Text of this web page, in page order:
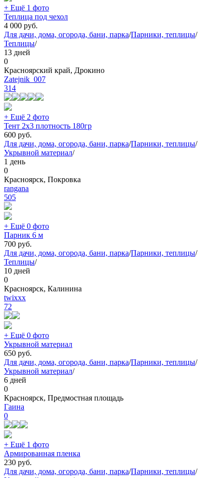
+ Ещё 1 фото
Теплица под чехол
4 000 руб.
Для дачи, дома, огорода, бани, парка/Парники, теплицы/
Теплицы/
13 дней
0
Красноярский край, Дрокино
Zatejnik_007
314
+ Ещё 2 фото
Тент 2х3 плотность 180гр
600 руб.
Для дачи, дома, огорода, бани, парка/Парники, теплицы/
Укрывной материал/
1 день
0
Красноярск, Покровка
rangana
505
+ Ещё 0 фото
Парник 6 м
700 руб.
Для дачи, дома, огорода, бани, парка/Парники, теплицы/
Теплицы/
10 дней
0
Красноярск, Калинина
twixxx
72
+ Ещё 0 фото
Укрывной материал
650 руб.
Для дачи, дома, огорода, бани, парка/Парники, теплицы/
Укрывной материал/
6 дней
0
Красноярск, Предмостная площадь
Гаина
0
+ Ещё 1 фото
Армированная пленка
230 руб.
Для дачи, дома, огорода, бани, парка/Парники, теплицы/